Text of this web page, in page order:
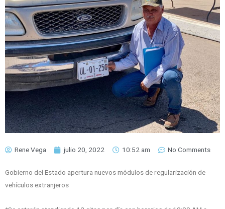
Rene Vega julio 20, 2022 10:52 am No Comments
Gobierno del Estado apertura nuevos módulos de regularización de
vehículos extranjeros